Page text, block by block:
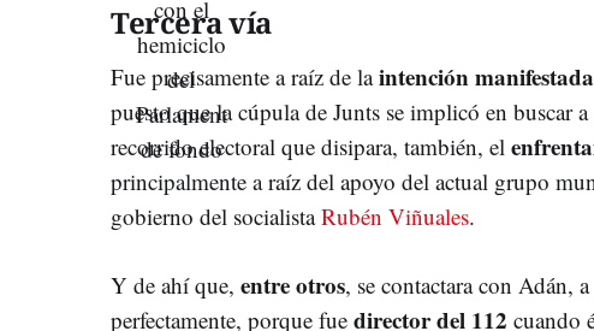
Tercera vía
Fue precisamente a raíz de laintención manifestada
puesto que la cúpula de Junts se implicó en buscar
recorrido electoral que disipara, también, el
principalmente a raíz del apoyo del actual grupo
gobierno del socialistaRubén Viñuales.
Y de ahí que, entre otros, se contactara con Adán,
perfectamente, porque fue director del 112 cuando